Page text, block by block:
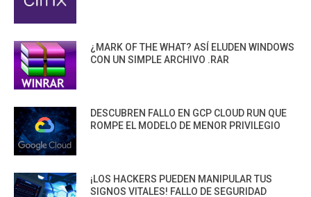
¿MARK OF THE WHAT? ASÍ ELUDEN WINDOWS
CON UN SIMPLE ARCHIVO .RAR
DESCUBREN FALLO EN GCP CLOUD RUN QUE
ROMPE EL MODELO DE MENOR PRIVILEGIO
¡LOS HACKERS PUEDEN MANIPULAR TUS
SIGNOS VITALES! FALLO DE SEGURIDAD